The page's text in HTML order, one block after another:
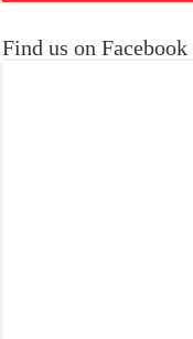
Find us on Facebook